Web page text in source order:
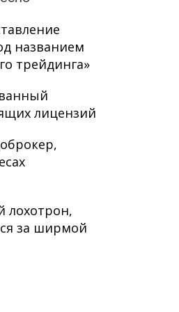
названием
трейдинга»
лицензий
лохотрон,
за ширмой